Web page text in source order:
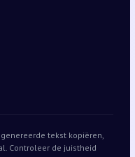
tekst kopiëren,
Controleer de juistheid